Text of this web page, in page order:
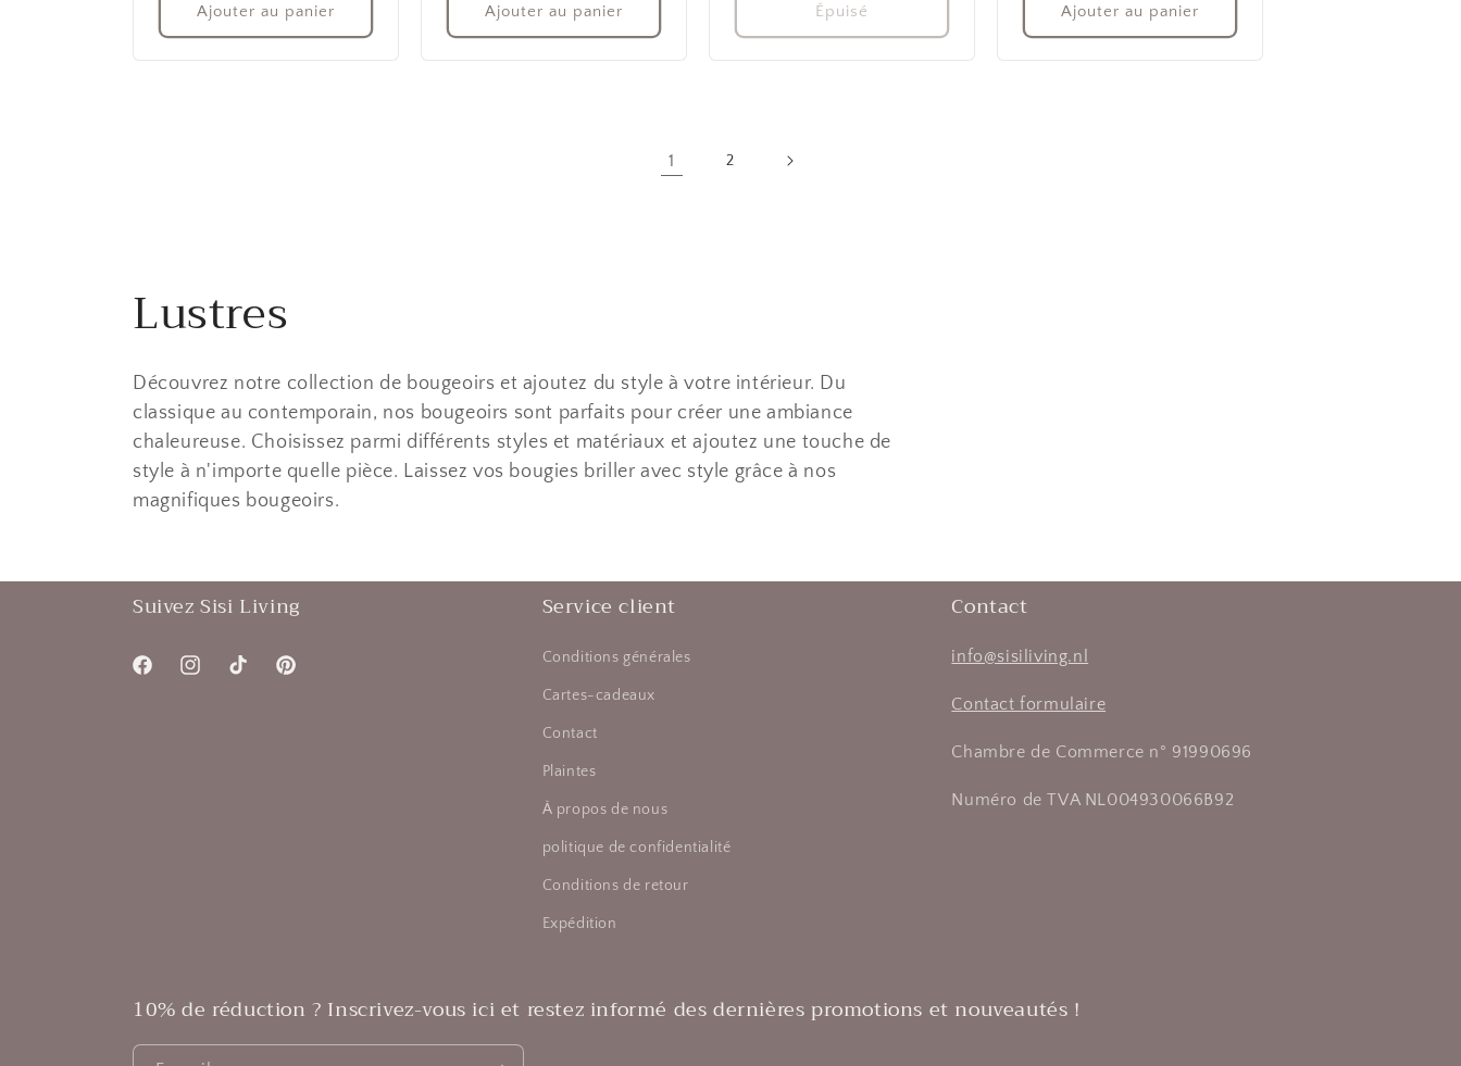
Ajouter au panier Ajouter au panier Épuisé Ajouter au panier
1 2
Lustres
Découvrez notre collection de bougeoirs et ajoutez du style à votre intérieur. Du
classique au contemporain, nos bougeoirs sont parfaits pour créer une ambiance
chaleureuse. Choisissez parmi différents styles et matériaux et ajoutez une touche de
style à n'importe quelle pièce. Laissez vos bougies briller avec style grâce à nos
magnifiques bougeoirs.
Suivez Sisi Living
FacebookInstagramTikTok Pinterest
Service client
Conditions générales
Cartes-cadeaux
Contact
Plaintes
À propos de nous
politique de confidentialité
Conditions de retour
Expédition
Contact
info@sisiliving.nl
Contact formulaire
Chambre de Commerce n° 91990696
Numéro de TVA NL004930066B92
10% de réduction ? Inscrivez-vous ici et restez informé des dernières promotions et nouveautés !